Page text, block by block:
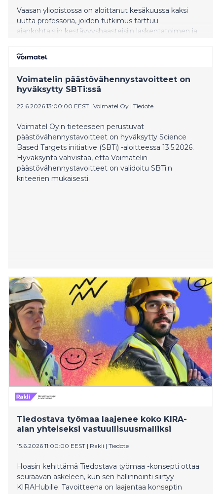
Vaasan yliopistossa on aloittanut kesäkuussa kaksi
uutta professoria, joiden tutkimus tarttuu
ajankohtaisiin kestävyyshaasteisiin laskentatoimen ja
(ESG-raportointi ja kestävä kehitys) Tatiana King tutkii
vastuullisuusraportointia ja ilmastoriskejä, kun taas
rahoitusmarkkinat) Vanja Piljak keskittyy kestävään
rahoitukseen ja sijoittamiseen.
Voimatelin päästövähennystavoitteet on
hyväksytty SBTi:ssä
22.6.2026 13:00:00 EEST | Voimatel Oy | Tiedote
Voimatel Oy:n tieteeseen perustuvat
päästövähennystavoitteet on hyväksytty Science
Based Targets initiative (SBTi) -aloitteessa 13.5.2026.
Hyväksyntä vahvistaa, että Voimatelin
päästövähennystavoitteet on validoitu SBTi:n
kriteerien mukaisesti.
Tiedostava työmaa laajenee koko KIRA-
alan yhteiseksi vastuullisuusmalliksi
15.6.2026 11:00:00 EEST | Rakli | Tiedote
Hoasin kehittämä Tiedostava työmaa -konsepti ottaa
seuraavan askeleen, kun sen hallinnointi siirtyy
KIRAHubille. Tavoitteena on laajentaa konseptin